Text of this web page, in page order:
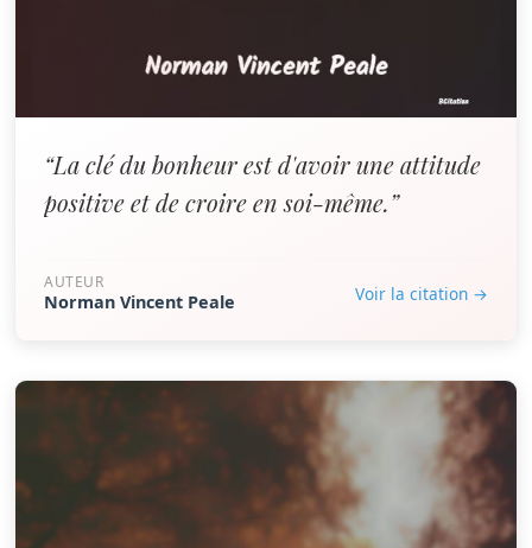
“La clé du bonheur est d'avoir une attitude
positive et de croire en soi-même.”
AUTEUR
Norman Vincent Peale Voir la citation →